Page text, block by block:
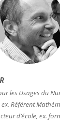
les Usages du
Référent
d’école, ex.